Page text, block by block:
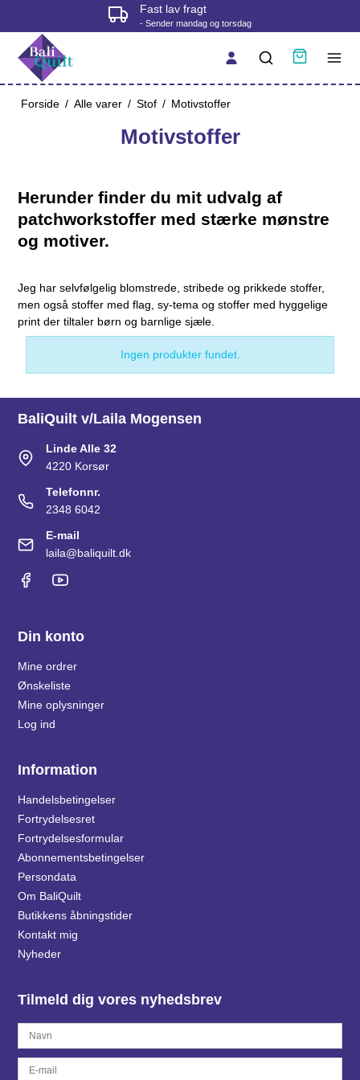
Fast lav fragt
- Sender mandag og torsdag
Forside / Alle varer / Stof / Motivstoffer
Motivstoffer
Herunder finder du mit udvalg af
patchworkstoffer med stærke mønstre
og motiver.
Jeg har selvfølgelig blomstrede, stribede og prikkede stoffer,
men også stoffer med flag, sy-tema og stoffer med hyggelige
print der tiltaler børn og barnlige sjæle.
Ingen produkter fundet.
BaliQuilt v/Laila Mogensen
Linde Alle 32
4220 Korsør
Telefonnr.
2348 6042
E-mail
laila@baliquilt.dk
Din konto
Mine ordrer
Ønskeliste
Mine oplysninger
Log ind
Information
Handelsbetingelser
Fortrydelsesret
Fortrydelsesformular
Abonnementsbetingelser
Persondata
Om BaliQuilt
Butikkens åbningstider
Kontakt mig
Nyheder
Tilmeld dig vores nyhedsbrev